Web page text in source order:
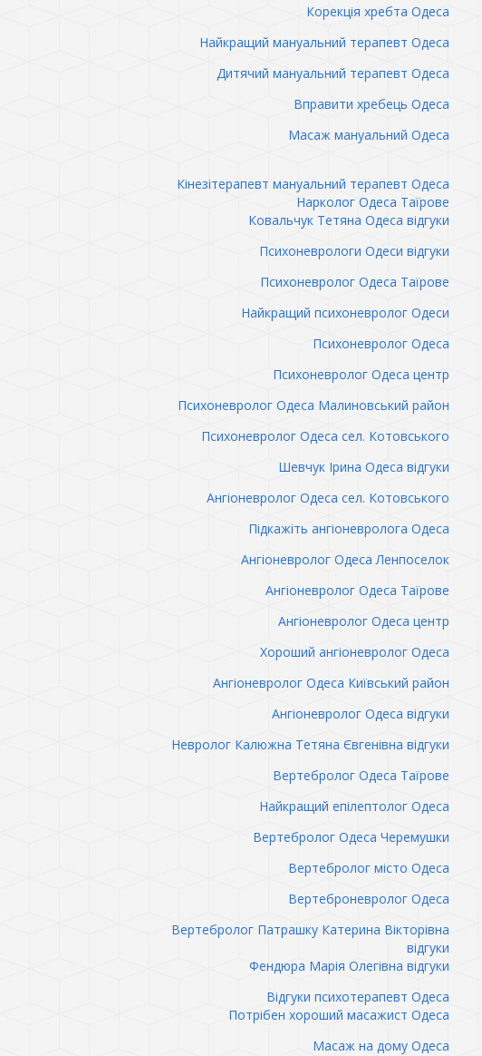
Корекція хребта Одеса
Найкращий мануальний терапевт Одеса
Дитячий мануальний терапевт Одеса
Вправити хребець Одеса
Масаж мануальний Одеса
Кінезітерапевт мануальний терапевт Одеса
Нарколог Одеса Таїрове
Ковальчук Тетяна Одеса відгуки
Психоневрологи Одеси відгуки
Психоневролог Одеса Таїрове
Найкращий психоневролог Одеси
Психоневролог Одеса
Психоневролог Одеса центр
Психоневролог Одеса Малиновський район
Психоневролог Одеса сел. Котовського
Шевчук Ірина Одеса відгуки
Ангіоневролог Одеса сел. Котовського
Підкажіть ангіоневролога Одеса
Ангіоневролог Одеса Ленпоселок
Ангіоневролог Одеса Таїрове
Ангіоневролог Одеса центр
Хороший ангіоневролог Одеса
Ангіоневролог Одеса Київський район
Ангіоневролог Одеса відгуки
Невролог Калюжна Тетяна Євгенівна відгуки
Вертебролог Одеса Таїрове
Найкращий епілептолог Одеса
Вертебролог Одеса Черемушки
Вертебролог місто Одеса
Вертеброневролог Одеса
Вертебролог Патрашку Катерина Вікторівна
відгуки
Фендюра Марія Олегівна відгуки
Відгуки психотерапевт Одеса
Потрібен хороший масажист Одеса
Масаж на дому Одеса